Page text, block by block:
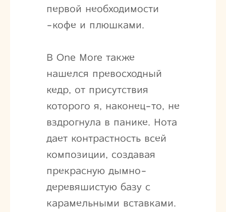
первой необходимости‍
-кофе и плюшками.
В One More также
нашелся превосходный
кедр, от присутствия
которого я, наконец-то, не
вздрогнула в панике. Нота
дает контрастность всей
композиции, создавая
прекрасную дымно-
деревяшистую базу с
карамельными вставками.